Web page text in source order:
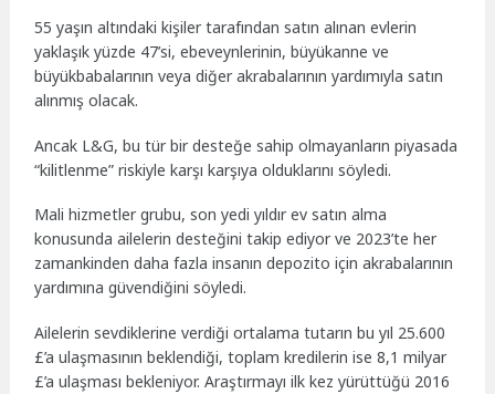
55 yaşın altındaki kişiler tarafından satın alınan evlerin
yaklaşık yüzde 47’si, ebeveynlerinin, büyükanne ve
büyükbabalarının veya diğer akrabalarının yardımıyla satın
alınmış olacak.
Ancak L&G, bu tür bir desteğe sahip olmayanların piyasada
“kilitlenme” riskiyle karşı karşıya olduklarını söyledi.
Mali hizmetler grubu, son yedi yıldır ev satın alma
konusunda ailelerin desteğini takip ediyor ve 2023’te her
zamankinden daha fazla insanın depozito için akrabalarının
yardımına güvendiğini söyledi.
Ailelerin sevdiklerine verdiği ortalama tutarın bu yıl 25.600
£’a ulaşmasının beklendiği, toplam kredilerin ise 8,1 milyar
£’a ulaşması bekleniyor. Araştırmayı ilk kez yürüttüğü 2016